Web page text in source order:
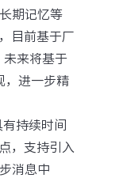
期记忆等
目前基于厂
未来将基于
，进一步精
持续时间
，支持引入
消息中